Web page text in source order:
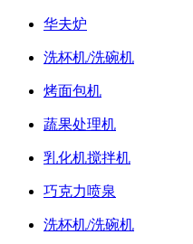
华夫炉
洗杯机/洗碗机
烤面包机
蔬果处理机
乳化机搅拌机
巧克力喷泉
洗杯机/洗碗机